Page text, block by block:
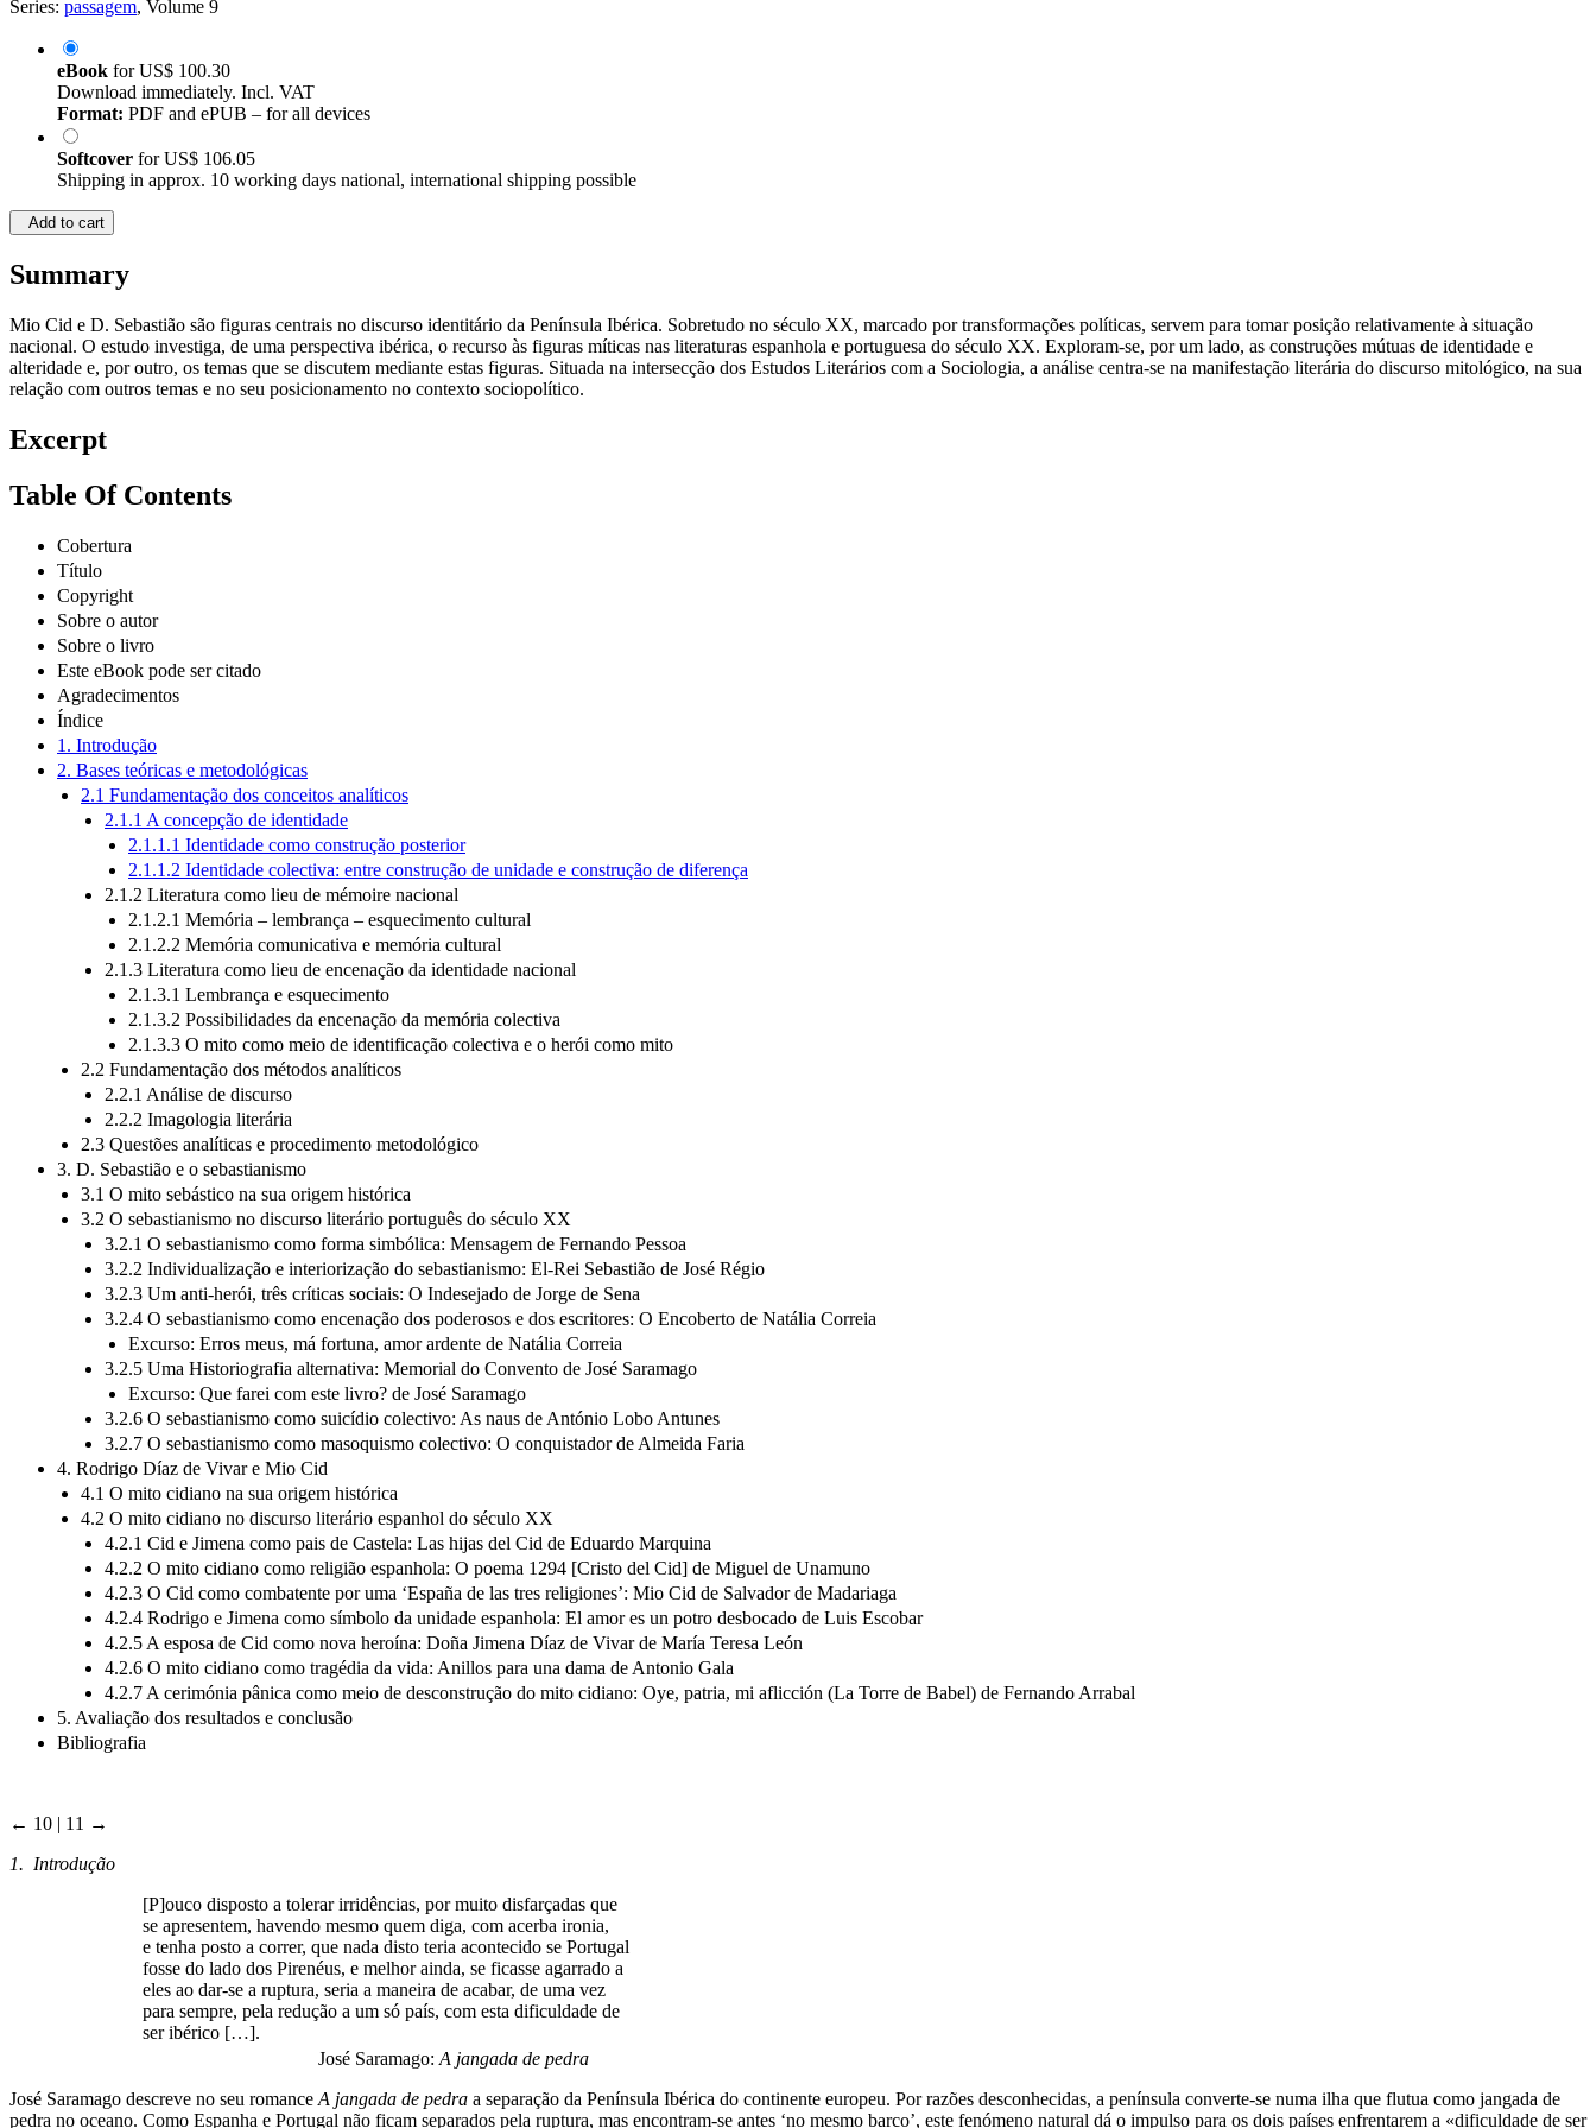
Series: passagem, Volume 9
eBook forUS$ 100.30
Download immediately. Incl. VAT
Format: PDF and ePUB – for all devices
Softcover forUS$ 106.05
Shipping in approx. 10 working days national, international shipping possible
Add to cart
Summary
Mio Cid e D. Sebastião são figuras centrais no discurso identitário da Península Ibérica. Sobretudo no século XX, marcado por transformações políticas, servem para tomar posição relativamente à situação
nacional. O estudo investiga, de uma perspectiva ibérica, o recurso às figuras míticas nas literaturas espanhola e portuguesa do século XX. Exploram-se, por um lado, as construções mútuas de identidade e
alteridade e, por outro, os temas que se discutem mediante estas figuras. Situada na intersecção dos Estudos Literários com a Sociologia, a análise centra-se na manifestação literária do discurso mitológico, na sua
relação com outros temas e no seu posicionamento no contexto sociopolítico.
Excerpt
Table Of Contents
Cobertura
Título
Copyright
Sobre o autor
Sobre o livro
Este eBook pode ser citado
Agradecimentos
Índice
1. Introdução
2. Bases teóricas e metodológicas
2.1 Fundamentação dos conceitos analíticos
2.1.1 A concepção de identidade
2.1.1.1 Identidade como construção posterior
2.1.1.2 Identidade colectiva: entre construção de unidade e construção de diferença
2.1.2 Literatura como lieu de mémoire nacional
2.1.2.1 Memória – lembrança – esquecimento cultural
2.1.2.2 Memória comunicativa e memória cultural
2.1.3 Literatura como lieu de encenação da identidade nacional
2.1.3.1 Lembrança e esquecimento
2.1.3.2 Possibilidades da encenação da memória colectiva
2.1.3.3 O mito como meio de identificação colectiva e o herói como mito
2.2 Fundamentação dos métodos analíticos
2.2.1 Análise de discurso
2.2.2 Imagologia literária
2.3 Questões analíticas e procedimento metodológico
3. D. Sebastião e o sebastianismo
3.1 O mito sebástico na sua origem histórica
3.2 O sebastianismo no discurso literário português do século XX
3.2.1 O sebastianismo como forma simbólica: Mensagem de Fernando Pessoa
3.2.2 Individualização e interiorização do sebastianismo: El-Rei Sebastião de José Régio
3.2.3 Um anti-herói, três críticas sociais: O Indesejado de Jorge de Sena
3.2.4 O sebastianismo como encenação dos poderosos e dos escritores: O Encoberto de Natália Correia
Excurso: Erros meus, má fortuna, amor ardente de Natália Correia
3.2.5 Uma Historiografia alternativa: Memorial do Convento de José Saramago
Excurso: Que farei com este livro? de José Saramago
3.2.6 O sebastianismo como suicídio colectivo: As naus de António Lobo Antunes
3.2.7 O sebastianismo como masoquismo colectivo: O conquistador de Almeida Faria
4. Rodrigo Díaz de Vivar e Mio Cid
4.1 O mito cidiano na sua origem histórica
4.2 O mito cidiano no discurso literário espanhol do século XX
4.2.1 Cid e Jimena como pais de Castela: Las hijas del Cid de Eduardo Marquina
4.2.2 O mito cidiano como religião espanhola: O poema 1294 [Cristo del Cid] de Miguel de Unamuno
4.2.3 O Cid como combatente por uma ‘España de las tres religiones’: Mio Cid de Salvador de Madariaga
4.2.4 Rodrigo e Jimena como símbolo da unidade espanhola: El amor es un potro desbocado de Luis Escobar
4.2.5 A esposa de Cid como nova heroína: Doña Jimena Díaz de Vivar de María Teresa León
4.2.6 O mito cidiano como tragédia da vida: Anillos para una dama de Antonio Gala
4.2.7 A cerimónia pânica como meio de desconstrução do mito cidiano: Oye, patria, mi aflicción (La Torre de Babel) de Fernando Arrabal
5. Avaliação dos resultados e conclusão
Bibliografia
← 10 | 11 →
1. Introdução
[P]ouco disposto a tolerar irridências, por muito disfarçadas que
se apresentem, havendo mesmo quem diga, com acerba ironia,
e tenha posto a correr, que nada disto teria acontecido se Portugal
fosse do lado dos Pirenéus, e melhor ainda, se ficasse agarrado a
eles ao dar-se a ruptura, seria a maneira de acabar, de uma vez
para sempre, pela redução a um só país, com esta dificuldade de
ser ibérico […].
José Saramago: A jangada de pedra
José Saramago descreve no seu romance A jangada de pedra a separação da Península Ibérica do continente europeu. Por razões desconhecidas, a península converte-se numa ilha que flutua como jangada de
pedra no oceano. Como Espanha e Portugal não ficam separados pela ruptura, mas encontram-se antes ‘no mesmo barco’, este fenómeno natural dá o impulso para os dois países enfrentarem a «dificuldade de ser